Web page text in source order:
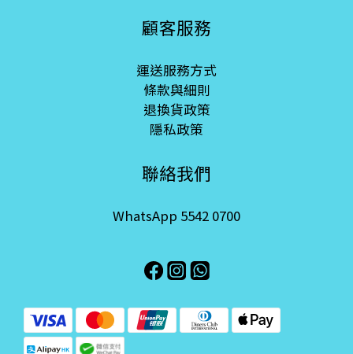
顧客服務
運送服務方式
條款與細則
退換貨政策
隱私政策
聯絡我們
WhatsApp 5542 0700